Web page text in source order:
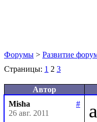
Форумы > Развитие
Страницы: 1 2 3
Автор
Misha
#
26 авг. 2011